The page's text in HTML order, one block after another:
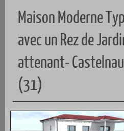
Maison Moderne
avec un Rez de
attenant-
(31)